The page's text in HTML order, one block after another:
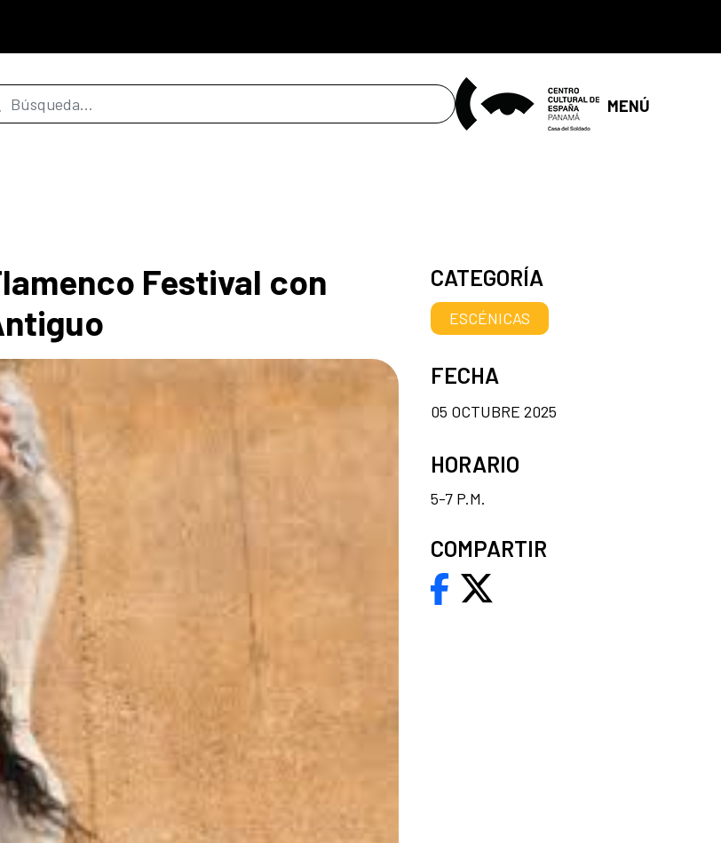
de búsqueda MENÚ
Festival con
CATEGORÍA
ESCÉNICAS
FECHA
05 OCTUBRE 2025
HORARIO
5-7 P.M.
COMPARTIR